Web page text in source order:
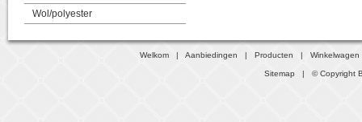
Wol/polyester
Welkom |Aanbiedingen |Producten |Winkelwagen
Sitemap | © Copyright